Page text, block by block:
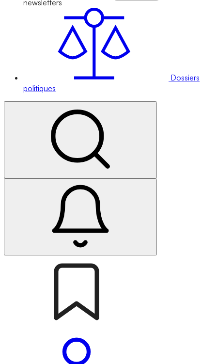
newsletters
Dossiers
politiques